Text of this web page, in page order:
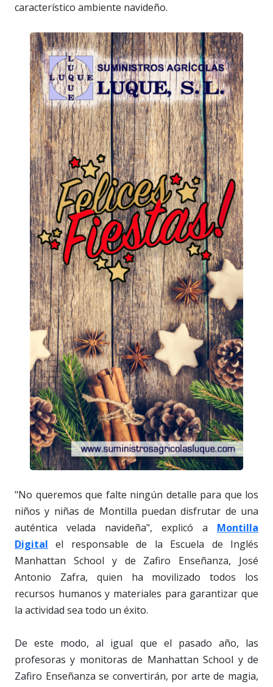
característico ambiente navideño.
"No queremos que falte ningún detalle para que los
niños y niñas de Montilla puedan disfrutar de una
auténtica velada navideña", explicó a Montilla
Digital el responsable de la Escuela de Inglés
Manhattan School y de Zafiro Enseñanza, José
Antonio Zafra, quien ha movilizado todos los
recursos humanos y materiales para garantizar que
la actividad sea todo un éxito.
De este modo, al igual que el pasado año, las
profesoras y monitoras de Manhattan School y de
Zafiro Enseñanza se convertirán, por arte de magia,